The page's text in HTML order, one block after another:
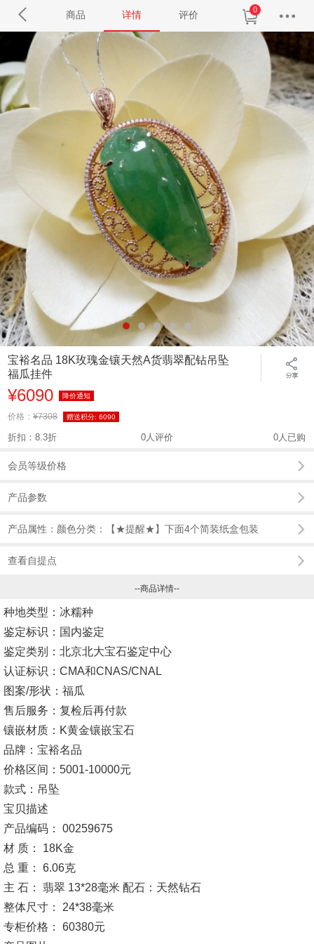
商品 详情 评价 0
宝裕名品 18K玫瑰金镶天然A货翡翠配钻吊坠
福瓜挂件
¥6090 降价通知
价格：¥7308 赠送积分:6090
折扣：8.3折 0人评价 0人已购
会员等级价格
产品参数
产品属性：颜色分类：【★提醒★】下面4个简装纸盒包装
查看自提点
--商品详情--
种地类型：冰糯种
鉴定标识：国内鉴定
鉴定类别：北京北大宝石鉴定中心
认证标识：CMA和CNAS/CNAL
图案/形状：福瓜
售后服务：复检后再付款
镶嵌材质：K黄金镶嵌宝石
品牌：宝裕名品
价格区间：5001-10000元
款式：吊坠
宝贝描述
产品编码： 00259675
材 质： 18K金
总 重： 6.06克
主 石： 翡翠 13*28毫米 配石：天然钻石
整体尺寸： 24*38毫米
专柜价格： 60380元